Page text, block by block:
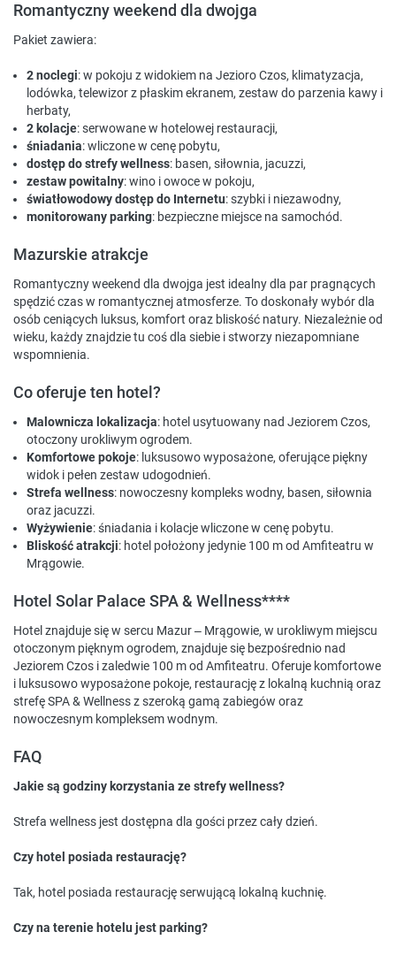
Romantyczny weekend dla dwojga
Pakiet zawiera:
2 noclegi: w pokoju z widokiem na Jezioro Czos, klimatyzacja,
lodówka, telewizor z płaskim ekranem, zestaw do parzenia kawy i
herbaty,
2 kolacje: serwowane w hotelowej restauracji,
śniadania: wliczone w cenę pobytu,
dostęp do strefy wellness: basen, siłownia, jacuzzi,
zestaw powitalny: wino i owoce w pokoju,
światłowodowy dostęp do Internetu: szybki i niezawodny,
monitorowany parking: bezpieczne miejsce na samochód.
Mazurskie atrakcje
Romantyczny weekend dla dwojga jest idealny dla par pragnących
spędzić czas w romantycznej atmosferze. To doskonały wybór dla
osób ceniących luksus, komfort oraz bliskość natury. Niezależnie od
wieku, każdy znajdzie tu coś dla siebie i stworzy niezapomniane
wspomnienia.
Co oferuje ten hotel?
Malownicza lokalizacja: hotel usytuowany nad Jeziorem Czos,
otoczony urokliwym ogrodem.
Komfortowe pokoje: luksusowo wyposażone, oferujące piękny
widok i pełen zestaw udogodnień.
Strefa wellness: nowoczesny kompleks wodny, basen, siłownia
oraz jacuzzi.
Wyżywienie: śniadania i kolacje wliczone w cenę pobytu.
Bliskość atrakcji: hotel położony jedynie 100 m od Amfiteatru w
Mrągowie.
Hotel Solar Palace SPA & Wellness****
Hotel znajduje się w sercu Mazur – Mrągowie, w urokliwym miejscu
otoczonym pięknym ogrodem, znajduje się bezpośrednio nad
Jeziorem Czos i zaledwie 100 m od Amfiteatru. Oferuje komfortowe
i luksusowo wyposażone pokoje, restaurację z lokalną kuchnią oraz
strefę SPA & Wellness z szeroką gamą zabiegów oraz
nowoczesnym kompleksem wodnym.
FAQ
Jakie są godziny korzystania ze strefy wellness?
Strefa wellness jest dostępna dla gości przez cały dzień.
Czy hotel posiada restaurację?
Tak, hotel posiada restaurację serwującą lokalną kuchnię.
Czy na terenie hotelu jest parking?